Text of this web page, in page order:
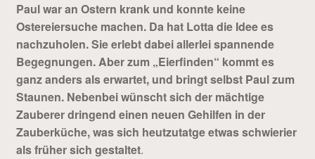
Paul war an Ostern krank und konnte keine
Ostereiersuche machen. Da hat Lotta die Idee es
nachzuholen. Sie erlebt dabei allerlei spannende
Begegnungen. Aber zum „Eierfinden“ kommt es
ganz anders als erwartet, und bringt selbst Paul zum
Staunen. Nebenbei wünscht sich der mächtige
Zauberer dringend einen neuen Gehilfen in der
Zauberküche, was sich heutzutatge etwas schwierier
als früher sich gestaltet.